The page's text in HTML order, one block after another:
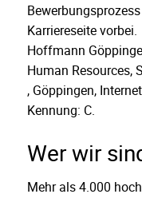
Karriereseite vorbei.
Hoffmann
Human Resources,
, Göppingen,
Kennung: C.
Wer wir
Mehr als 4.000